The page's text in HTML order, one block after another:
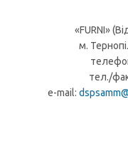
«FURNI»
м.
тел./
e-mail: